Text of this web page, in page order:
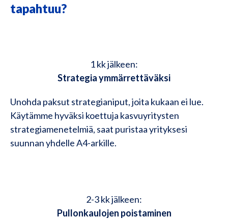
tapahtuu?
1 kk jälkeen:
Strategia ymmärrettäväksi
Unohda paksut strategianiput, joita kukaan ei lue.
Käytämme hyväksi koettuja kasvuyritysten
strategiamenetelmiä, saat puristaa yrityksesi
suunnan yhdelle A4-arkille.
2-3 kk jälkeen:
Pullonkaulojen poistaminen